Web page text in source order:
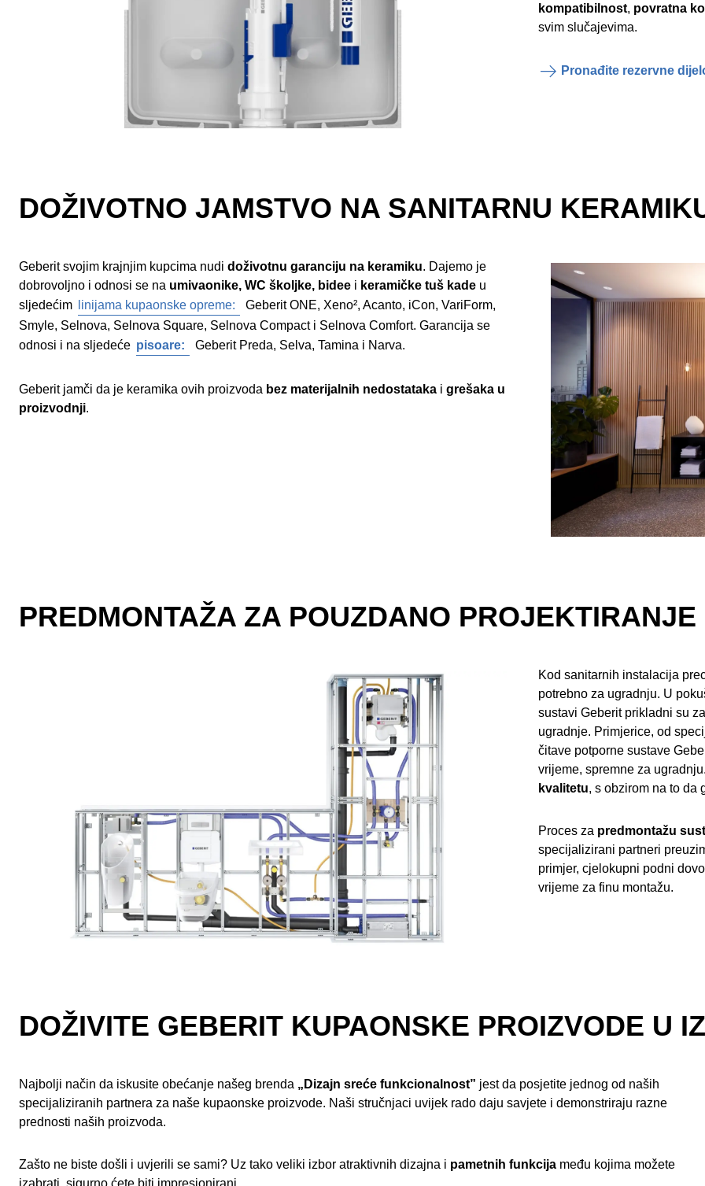
kompatibilnost, povratna
svim slučajevima.
Pronađite rezervne
DOŽIVOTNO JAMSTVO NA SANITARNU
Geberit svojim krajnjim kupcima nudi doživotnu garanciju na keramiku. Dajemo je
dobrovoljno i odnosi se na umivaonike, WC školjke, bidee i keramičke tuš kade u
sljedećim
linijama kupaonske opreme:
Geberit ONE, Xeno², Acanto, iCon, VariForm,
Smyle, Selnova, Selnova Square, Selnova Compact i Selnova Comfort. Garancija se
odnosi i na sljedeće pisoare: Geberit Preda, Selva, Tamina i Narva.
Geberit jamči da je keramika ovih proizvoda bez materijalnih nedostataka i grešaka u
proizvodnji.
PREDMONTAŽA ZA POUZDANO PROJEKTIRANJE
Kod sanitarnih instalacija
potrebno za ugradnju. U
sustavi Geberit prikladni su
ugradnje. Primjerice, od
čitave potporne sustave
vrijeme, spremne za
kvalitetu, s obzirom na to da
Proces za predmontažu
specijalizirani partneri
primjer, cjelokupni podni
vrijeme za finu montažu.
DOŽIVITE GEBERIT KUPAONSKE PROIZVODE U
Najbolji način da iskusite obećanje našeg brenda „Dizajn sreće funkcionalnost” jest da posjetite jednog od naših
specijaliziranih partnera za naše kupaonske proizvode. Naši stručnjaci uvijek rado daju savjete i demonstriraju razne
prednosti naših proizvoda.
Zašto ne biste došli i uvjerili se sami? Uz tako veliki izbor atraktivnih dizajna i pametnih funkcija među kojima možete
izabrati, sigurno ćete biti impresionirani.